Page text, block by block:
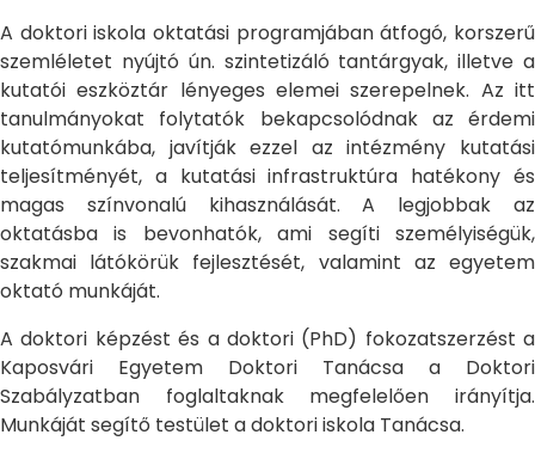
A doktori iskola oktatási programjában átfogó, korszerű
szemléletet nyújtó ún. szintetizáló tantárgyak, illetve a
kutatói eszköztár lényeges elemei szerepelnek. Az itt
tanulmányokat folytatók bekapcsolódnak az érdemi
kutatómunkába, javítják ezzel az intézmény kutatási
teljesítményét, a kutatási infrastruktúra hatékony és
magas színvonalú kihasználását. A legjobbak az
oktatásba is bevonhatók, ami segíti személyiségük,
szakmai látókörük fejlesztését, valamint az egyetem
oktató munkáját.
A doktori képzést és a doktori (PhD) fokozatszerzést a
Kaposvári Egyetem Doktori Tanácsa a Doktori
Szabályzatban foglaltaknak megfelelően irányítja.
Munkáját segítő testület a doktori iskola Tanácsa.